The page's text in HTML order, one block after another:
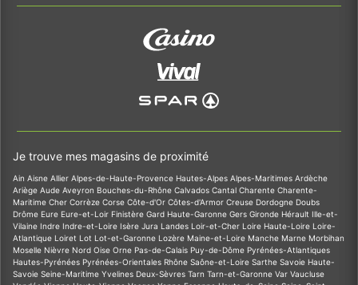
Je trouve mes magasins de proximité
Ain Aisne Allier Alpes-de-Haute-Provence Hautes-Alpes Alpes-Maritimes Ardèche
Ariège Aude Aveyron Bouches-du-Rhône Calvados Cantal Charente Charente-
Maritime Cher Corrèze Corse Côte-d'Or Côtes-d'Armor Creuse Dordogne Doubs
Drôme Eure Eure-et-Loir Finistère Gard Haute-Garonne Gers Gironde Hérault Ille-et-
Vilaine Indre Indre-et-Loire Isère Jura Landes Loir-et-Cher Loire Haute-Loire Loire-
Atlantique Loiret Lot Lot-et-Garonne Lozère Maine-et-Loire Manche Marne Morbihan
Moselle Nièvre Nord Oise Orne Pas-de-Calais Puy-de-Dôme Pyrénées-Atlantiques
Hautes-Pyrénées Pyrénées-Orientales Rhône Saône-et-Loire Sarthe Savoie Haute-
Savoie Seine-Maritime Yvelines Deux-Sèvres Tarn Tarn-et-Garonne Var Vaucluse